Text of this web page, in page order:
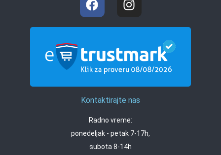
Kontaktirajte nas
Radno vreme:
ponedeljak - petak 7-17h,
subota 8-14h